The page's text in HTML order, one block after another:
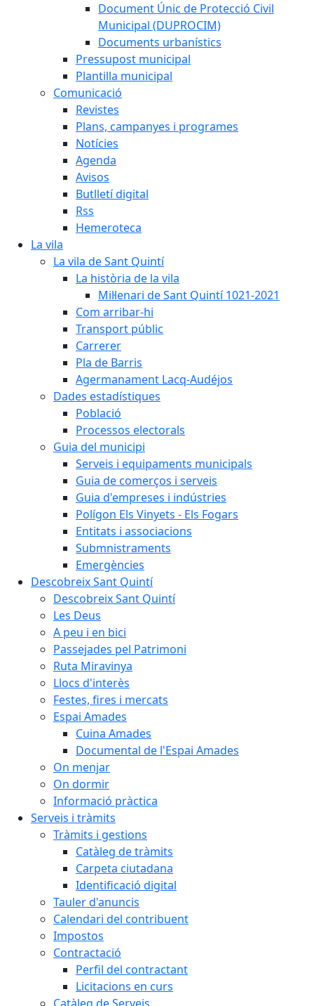
Document Únic de Protecció Civil
Municipal (DUPROCIM)
Documents urbanístics
Pressupost municipal
Plantilla municipal
Comunicació
Revistes
Plans, campanyes i programes
Notícies
Agenda
Avisos
Butlletí digital
Rss
Hemeroteca
La vila
La vila de Sant Quintí
La història de la vila
Mil·lenari de Sant Quintí 1021-2021
Com arribar-hi
Transport públic
Carrerer
Pla de Barris
Agermanament Lacq-Audéjos
Dades estadístiques
Població
Processos electorals
Guia del municipi
Serveis i equipaments municipals
Guia de comerços i serveis
Guia d'empreses i indústries
Polígon Els Vinyets - Els Fogars
Entitats i associacions
Submnistraments
Emergències
Descobreix Sant Quintí
Descobreix Sant Quintí
Les Deus
A peu i en bici
Passejades pel Patrimoni
Ruta Miravinya
Llocs d'interès
Festes, fires i mercats
Espai Amades
Cuina Amades
Documental de l'Espai Amades
On menjar
On dormir
Informació pràctica
Serveis i tràmits
Tràmits i gestions
Catàleg de tràmits
Carpeta ciutadana
Identificació digital
Tauler d'anuncis
Calendari del contribuent
Impostos
Contractació
Perfil del contractant
Licitacions en curs